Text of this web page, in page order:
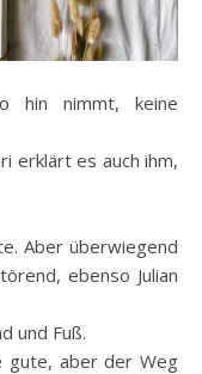
hin nimmt, keine
erklärt es auch ihm,
Aber überwiegend
ebenso Julian
und Fuß.
gute, aber der Weg